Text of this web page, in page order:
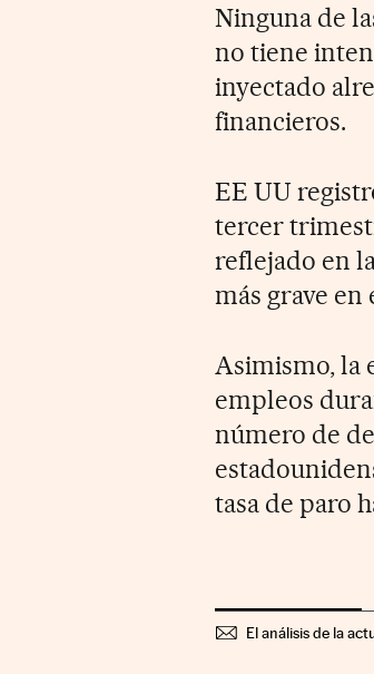
Ninguna de
no tiene
inyectado
financieros.
EE UU
tercer
reflejado en
más grave en
Asimismo, la
empleos
número de
tasa de paro
El análisis de la